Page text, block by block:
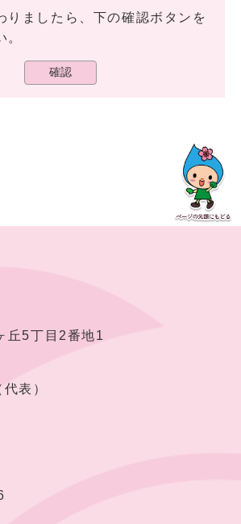
りましたら、下の確認ボタンを
確認
丘5丁目2番地1
代表）